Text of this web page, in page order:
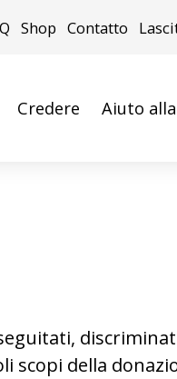
Shop Contatto
Credere Aiuto alla
scopi della